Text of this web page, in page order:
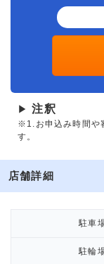
▶ 注釈
※1.お申込み時間や
す。
店舗詳細
駐車
駐輪